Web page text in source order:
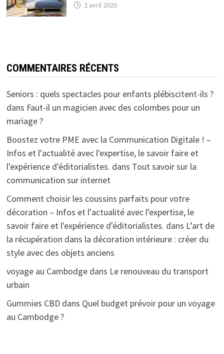
2 avril 2020
COMMENTAIRES RÉCENTS
Seniors : quels spectacles pour enfants plébiscitent-ils ?
dans Faut-il un magicien avec des colombes pour un
mariage ?
Boostez votre PME avec la Communication Digitale ! –
Infos et l'actualité avec l'expertise, le savoir faire et
l'expérience d'éditorialistes. dans Tout savoir sur la
communication sur internet
Comment choisir les coussins parfaits pour votre
décoration – Infos et l'actualité avec l'expertise, le
savoir faire et l'expérience d'éditorialistes. dans L’art de
la récupération dans la décoration intérieure : créer du
style avec des objets anciens
voyage au Cambodgedans Le renouveau du transport
urbain
Gummies CBDdans Quel budget prévoir pour un voyage
au Cambodge ?